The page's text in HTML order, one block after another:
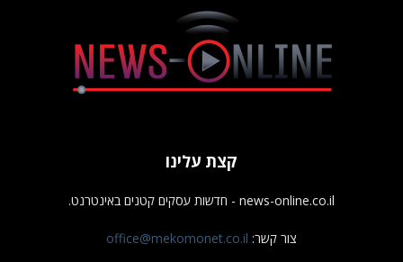
קצת עלינו
news-online.co.il - חדשות עסקים קטנים באינטרנט.
צור קשר: office@mekomonet.co.il